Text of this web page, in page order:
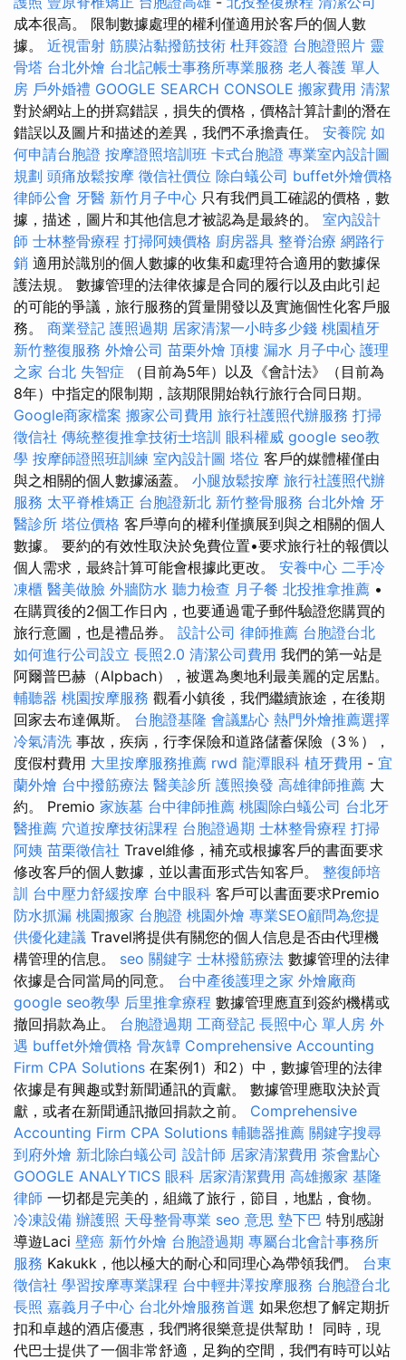
成本很高。 限制數據處理的權利僅適用於客戶的個人數
據。 近視雷射 筋膜沾黏撥筋技術 杜拜簽證 台胞證照片 靈
骨塔 台北外燴 台北記帳士事務所專業服務 老人養護 單人
房 戶外婚禮 GOOGLE SEARCH CONSOLE 搬家費用 清潔
對於網站上的拼寫錯誤，損失的價格，價格計算計劃的潛在
錯誤以及圖片和描述的差異，我們不承擔責任。 安養院 如
何申請台胞證 按摩證照培訓班 卡式台胞證 專業室內設計圖
規劃 頭痛放鬆按摩 徵信社價位 除白蟻公司 buffet外燴價格
律師公會 牙醫 新竹月子中心 只有我們員工確認的價格，數
據，描述，圖片和其他信息才被認為是最終的。 室內設計
師 士林整骨療程 打掃阿姨價格 廚房器具 整脊治療 網路行
銷 適用於識別的個人數據的收集和處理符合適用的數據保
護法規。 數據管理的法律依據是合同的履行以及由此引起
的可能的爭議，旅行服務的質量開發以及實施個性化客戶服
務。 商業登記 護照過期 居家清潔一小時多少錢 桃園植牙
新竹整復服務 外燴公司 苗栗外燴 頂樓 漏水 月子中心 護理
之家 台北 失智症 （目前為5年）以及《會計法》（目前為
8年）中指定的限制期，該期限開始執行旅行合同日期。
Google商家檔案 搬家公司費用 旅行社護照代辦服務 打掃
徵信社 傳統整復推拿技術士培訓 眼科權威 google seo教
學 按摩師證照班訓練 室內設計圖 塔位 客戶的媒體權僅由
與之相關的個人數據涵蓋。 小腿放鬆按摩 旅行社護照代辦
服務 太平脊椎矯正 台胞證新北 新竹整骨服務 台北外燴 牙
醫診所 塔位價格 客戶導向的權利僅擴展到與之相關的個人
數據。 要約的有效性取決於免費位置•要求旅行社的報價以
個人需求，最終計算可能會根據此更改。 安養中心 二手冷
凍櫃 醫美做臉 外牆防水 聽力檢查 月子餐 北投推拿推薦 •
在購買後的2個工作日內，也要通過電子郵件驗證您購買的
旅行意圖，也是禮品券。 設計公司 律師推薦 台胞證台北
如何進行公司設立 長照2.0 清潔公司費用 我們的第一站是
阿爾普巴赫（Alpbach），被選為奧地利最美麗的定居點。
輔聽器 桃園按摩服務 觀看小鎮後，我們繼續旅途，在後期
回家去布達佩斯。 台胞證基隆 會議點心 熱門外燴推薦選擇
冷氣清洗 事故，疾病，行李保險和道路儲蓄保險（3％），
度假村費用 大里按摩服務推薦 rwd 龍潭眼科 植牙費用 - 宜
蘭外燴 台中撥筋療法 醫美診所 護照換發 高雄律師推薦 大
約。 Premio 家族墓 台中律師推薦 桃園除白蟻公司 台北牙
醫推薦 穴道按摩技術課程 台胞證過期 士林整骨療程 打掃
阿姨 苗栗徵信社 Travel維修，補充或根據客戶的書面要求
修改客戶的個人數據，並以書面形式告知客戶。 整復師培
訓 台中壓力舒緩按摩 台中眼科 客戶可以書面要求Premio
防水抓漏 桃園搬家 台胞證 桃園外燴 專業SEO顧問為您提
供優化建議 Travel將提供有關您的個人信息是否由代理機
構管理的信息。 seo 關鍵字 士林撥筋療法 數據管理的法律
依據是合同當局的同意。 台中產後護理之家 外燴廠商
google seo教學 后里推拿療程 數據管理應直到簽約機構或
撤回捐款為止。 台胞證過期 工商登記 長照中心 單人房 外
遇 buffet外燴價格 骨灰罈 Comprehensive Accounting
Firm CPA Solutions 在案例1）和2）中，數據管理的法律
依據是有興趣或對新聞通訊的貢獻。 數據管理應取決於貢
獻，或者在新聞通訊撤回捐款之前。 Comprehensive
Accounting Firm CPA Solutions 輔聽器推薦 關鍵字搜尋
到府外燴 新北除白蟻公司 設計師 居家清潔費用 茶會點心
GOOGLE ANALYTICS 眼科 居家清潔費用 高雄搬家 基隆
律師 一切都是完美的，組織了旅行，節目，地點，食物。
冷凍設備 辦護照 天母整骨專業 seo 意思 墊下巴 特別感謝
導遊Laci 壁癌 新竹外燴 台胞證過期 專屬台北會計事務所
服務 Kakukk，他以極大的耐心和同理心為帶領我們。 台東
徵信社 學習按摩專業課程 台中輕井澤按摩服務 台胞證台北
長照 嘉義月子中心 台北外燴服務首選 如果您想了解定期折
扣和卓越的酒店優惠，我們將很樂意提供幫助！ 同時，現
代巴士提供了一個非常舒適，足夠的空間，我們有時可以站